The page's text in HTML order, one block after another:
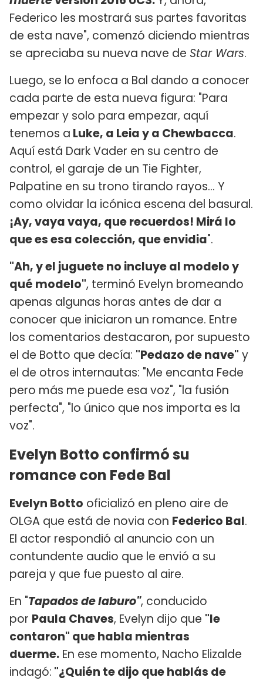
Federico les mostrará sus partes favoritas
de esta nave", comenzó diciendo mientras
se apreciaba su nueva nave de Star Wars.
Luego, se lo enfoca a Bal dando a conocer
cada parte de esta nueva figura: "Para
empezar y solo para empezar, aquí
tenemos a Luke, a Leia y a Chewbacca.
Aquí está Dark Vader en su centro de
control, el garaje de un Tie Fighter,
Palpatine en su trono tirando rayos... Y
como olvidar la icónica escena del basural.
¡Ay, vaya vaya, que recuerdos! Mirá lo
que es esa colección, que envidia".
"Ah, y el juguete no incluye al modelo y
qué modelo", terminó Evelyn bromeando
apenas algunas horas antes de dar a
conocer que iniciaron un romance. Entre
los comentarios destacaron, por supuesto
el de Botto que decía: "Pedazo de nave" y
el de otros internautas: "Me encanta Fede
pero más me puede esa voz", "la fusión
perfecta", "lo único que nos importa es la
voz".
Evelyn Botto confirmó su
romance con Fede Bal
Evelyn Botto oficializó en pleno aire de
OLGA que está de novia con Federico Bal.
El actor respondió al anuncio con un
contundente audio que le envió a su
pareja y que fue puesto al aire.
En "Tapados de laburo", conducido
por Paula Chaves, Evelyn dijo que "le
contaron" que habla mientras
duerme. En ese momento, Nacho Elizalde
indagó: "¿Quién te dijo que hablás de